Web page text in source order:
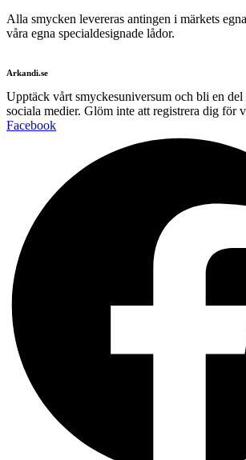
Alla smycken levereras antingen i märkets
våra egna specialdesignade lådor.
Arkandi.se
Upptäck vårt smyckesuniversum och bli en del
sociala medier. Glöm inte att registrera dig för
Facebook